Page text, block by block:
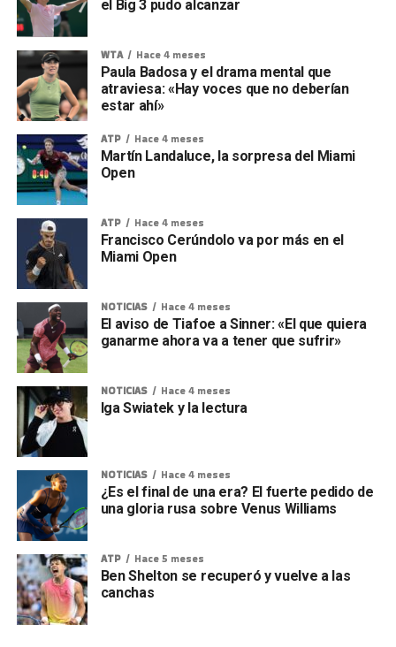
el Big 3 pudo alcanzar
WTA Hace 4 meses
Paula Badosa y el drama mental que
atraviesa: «Hay voces que no deberían
estar ahí»
ATP Hace 4 meses
Martín Landaluce, la sorpresa del Miami
Open
ATP Hace 4 meses
Francisco Cerúndolo va por más en el
Miami Open
NOTICIAS Hace 4 meses
El aviso de Tiafoe a Sinner: «El que quiera
ganarme ahora va a tener que sufrir»
NOTICIAS Hace 4 meses
Iga Swiatek y la lectura
NOTICIAS Hace 4 meses
¿Es el final de una era? El fuerte pedido de
una gloria rusa sobre Venus Williams
ATP Hace 5 meses
Ben Shelton se recuperó y vuelve a las
canchas